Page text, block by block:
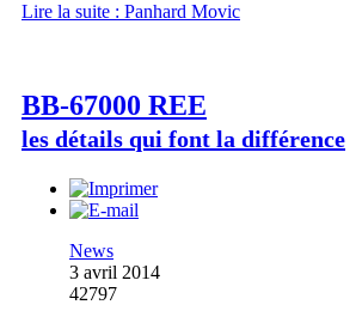
Lire la suite : Panhard Movic
BB-67000 REE
les détails qui font la différence
News
3 avril 2014
42797